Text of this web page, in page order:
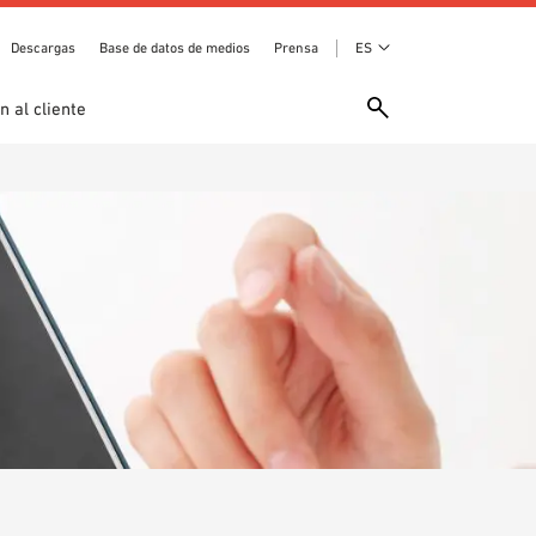
Descargas Base de datos de medios Prensa ES
al cliente